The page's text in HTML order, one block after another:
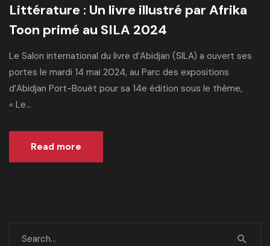
Littérature : Un livre illustré par Afrika
Toon primé au SILA 2024
Le Salon international du livre d’Abidjan (SILA) a ouvert ses
portes le mardi 14 mai 2024, au Parc des expositions
d’Abidjan Port-Bouët pour sa 14e édition sous le thème,
« Le...
Read more